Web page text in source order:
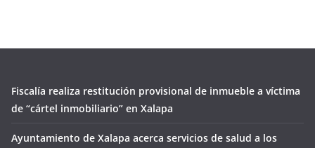
Fiscalía realiza restitución provisional de inmueble a víctima
de “cártel inmobiliario” en Xalapa
Ayuntamiento de Xalapa acerca servicios de salud a los